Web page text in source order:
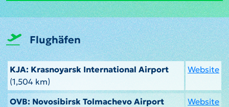
Flughäfen
KJA: Krasnoyarsk International Airport
(1,504 km)
Website
OVB: Novosibirsk Tolmachevo Airport
Website